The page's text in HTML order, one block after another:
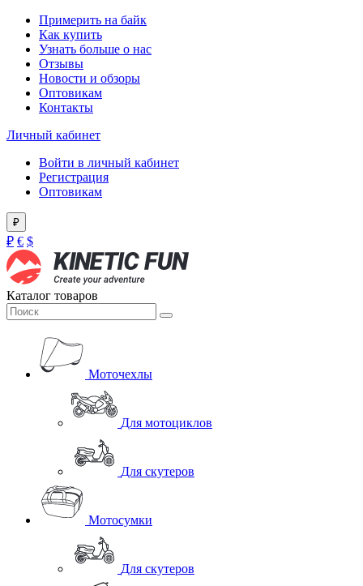
Примерить на байк
Как купить
Узнать больше о нас
Отзывы
Новости и обзоры
Оптовикам
Контакты
Личный кабинет
Войти в личный кабинет
Регистрация
Оптовикам
₽
₽ € $
Каталог товаров
Моточехлы
Для мотоциклов
Для скутеров
Мотосумки
Для скутеров